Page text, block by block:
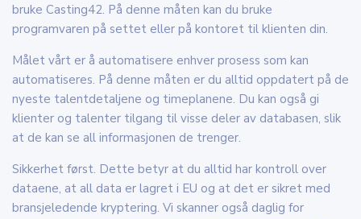
bruke Casting42. På denne måten kan du bruke
programvaren på settet eller på kontoret til klienten din.
Målet vårt er å automatisere enhver prosess som kan
automatiseres. På denne måten er du alltid oppdatert på de
nyeste talentdetaljene og timeplanene. Du kan også gi
klienter og talenter tilgang til visse deler av databasen, slik
at de kan se all informasjonen de trenger.
Sikkerhet først. Dette betyr at du alltid har kontroll over
dataene, at all data er lagret i EU og at det er sikret med
bransjeledende kryptering. Vi skanner også daglig for